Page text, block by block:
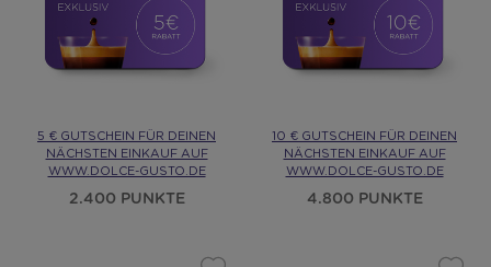
5 € GUTSCHEIN FÜR DEINEN
NÄCHSTEN EINKAUF AUF
WWW.DOLCE-GUSTO.DE
2.400 PUNKTE
10 € GUTSCHEIN FÜR DEINEN
NÄCHSTEN EINKAUF AUF
WWW.DOLCE-GUSTO.DE
4.800 PUNKTE